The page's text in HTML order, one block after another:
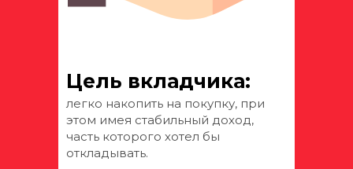
легко накопить на покупку, при
этом имея стабильный доход,
часть которого хотел бы
откладывать.
Цель вкладчика: